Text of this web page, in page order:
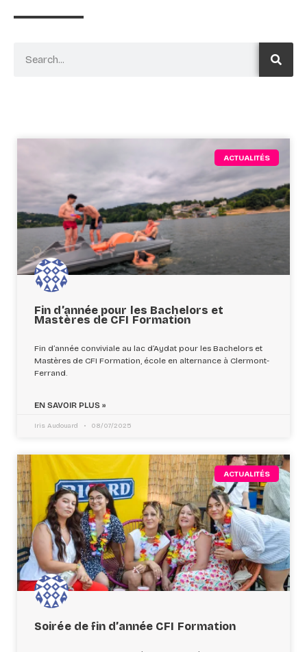
ACTUALITÉS
Fin d’année pour les Bachelors et
Mastères de CFI Formation
Fin d’année conviviale au lac d’Aydat pour les Bachelors et
Mastères de CFI Formation, école en alternance à Clermont-
Ferrand.
EN SAVOIR PLUS »
Iris Audouard 08/07/2025
ACTUALITÉS
Soirée de fin d’année CFI Formation